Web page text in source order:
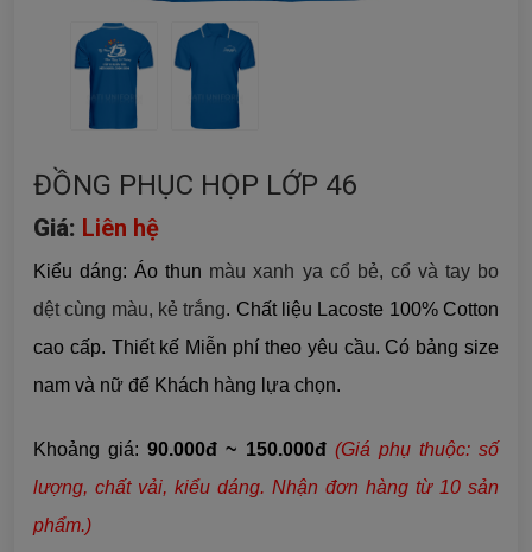
ĐỒNG PHỤC HỌP LỚP 46
Giá: Liên hệ
Kiểu dáng: Áo thun màu xanh ya cổ bẻ, cổ và tay bo
dệt cùng màu, kẻ trắng. Chất liệu Lacoste 100% Cotton
cao cấp. Thiết kế Miễn phí theo yêu cầu. Có bảng size
nam và nữ để Khách hàng lựa chọn.
Khoảng giá:90.000đ ~ 150.000đ (Giá phụ thuộc: số
lượng, chất vải, kiểu dáng. Nhận đơn hàng từ 10 sản
phẩm.)